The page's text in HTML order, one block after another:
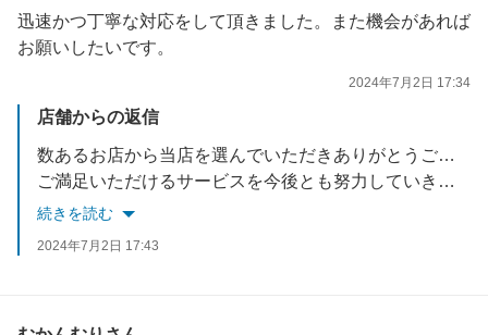
迅速かつ丁寧な対応をして頂きました。また機会があれば
お願いしたいです。
2024年7月2日 17:34
店舗からの返信
数あるお店から当店を選んでいただきありがとうございます。
ご満足いただけるサービスを今後とも努力していきますので宜しくお願い致します。
又のご来店お待ちしております。
続きを読む
2024年7月2日 17:43